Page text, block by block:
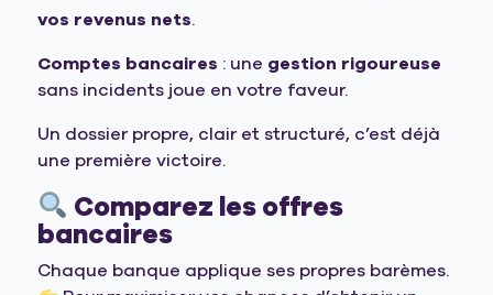
vos revenus nets.
Comptes bancaires : une gestion rigoureuse
sans incidents joue en votre faveur.
Un dossier propre, clair et structuré, c’est déjà
une première victoire.
Comparez les offres
bancaires
Chaque banque applique ses propres barèmes.